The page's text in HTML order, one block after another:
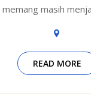
memang masih
READ MORE